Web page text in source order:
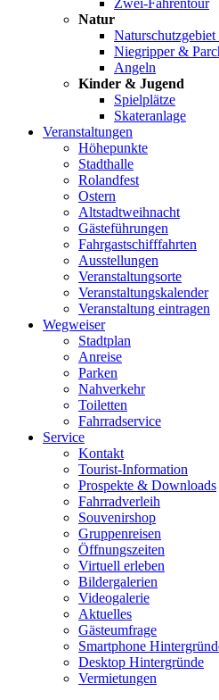
Zwei-Fährentour
Natur
Niegripper &
Angeln
Kinder & Jugend
Spielplätze
Skateranlage
Veranstaltungen
Höhepunkte
Stadthalle
Rolandfest
Ostern
Altstadtweihnacht
Gästeführungen
Fahrgastschifffahrten
Ausstellungen
Veranstaltungsorte
Veranstaltungskalender
Veranstaltung eintragen
Wegweiser
Stadtplan
Anreise
Parken
Nahverkehr
Toiletten
Fahrradservice
Service
Kontakt
Tourist-Information
Prospekte & Downloads
Fahrradverleih
Souvenirshop
Gruppenreisen
Öffnungszeiten
Virtuell erleben
Bildergalerien
Videogalerie
Aktuelles
Gästeumfrage
Smartphone
Desktop Hintergründe
Vermietungen